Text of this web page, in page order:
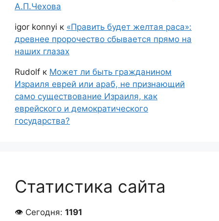
А.П.Чехова
igor konnyi к «Править будет желтая раса»:
древнее пророчество сбывается прямо на
наших глазах
Rudolf к Может ли быть гражданином
Израиля еврей или араб, не признающий
само существование Израиля, как
еврейского и демократического
государства?
Статистика сайта
👁 Сегодня: 1191